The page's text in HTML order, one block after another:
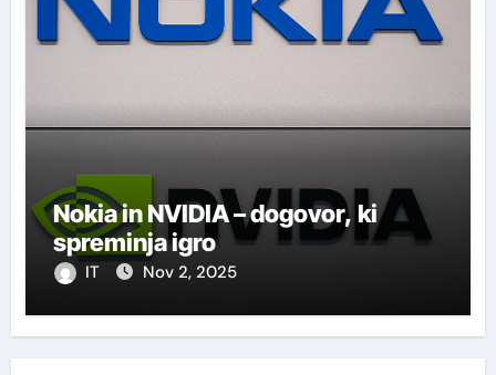
Nokia in NVIDIA – dogovor, ki
spreminja igro
IT Nov 2, 2025